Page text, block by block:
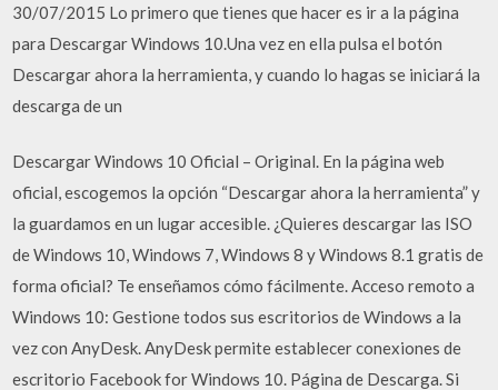
30/07/2015 Lo primero que tienes que hacer es ir a la página
para Descargar Windows 10.Una vez en ella pulsa el botón
Descargar ahora la herramienta, y cuando lo hagas se iniciará la
descarga de un
Descargar Windows 10 Oficial – Original. En la página web
oficial, escogemos la opción “Descargar ahora la herramienta” y
la guardamos en un lugar accesible. ¿Quieres descargar las ISO
de Windows 10, Windows 7, Windows 8 y Windows 8.1 gratis de
forma oficial? Te enseñamos cómo fácilmente. Acceso remoto a
Windows 10: Gestione todos sus escritorios de Windows a la
vez con AnyDesk. AnyDesk permite establecer conexiones de
escritorio Facebook for Windows 10. Página de Descarga. Si